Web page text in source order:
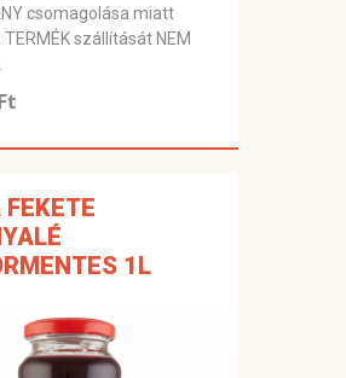
csomagolása miatt
szállítását NEM
1L